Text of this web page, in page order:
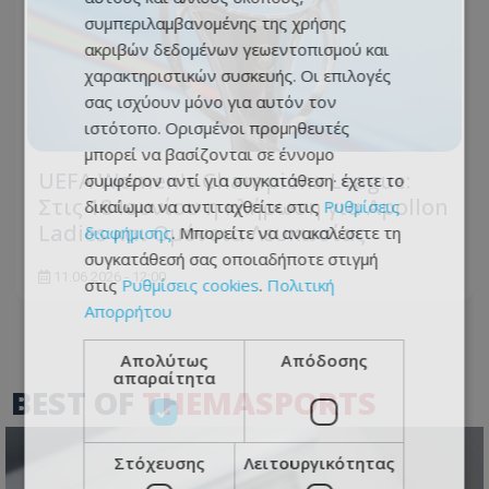
UEFA Women's Champions League:
Στις 18 Ιουνίου η κλήρωση για Apollon
Ladies και Ομόνοια Λευκωσίας
11.06.2026 - 12:00
BEST OF THEMASPORTS
συμπεριλαμβανομένης της χρήσης
ακριβών δεδομένων γεωεντοπισμού και
χαρακτηριστικών συσκευής. Οι επιλογές
σας ισχύουν μόνο για αυτόν τον
ιστότοπο. Ορισμένοι προμηθευτές
μπορεί να βασίζονται σε έννομο
συμφέρον αντί για συγκατάθεση· έχετε το
δικαίωμα να αντιταχθείτε στις Ρυθμίσεις
διαφήμισης. Μπορείτε να ανακαλέσετε τη
συγκατάθεσή σας οποιαδήποτε στιγμή
στις Ρυθμίσεις cookies. Πολιτική
Απορρήτου
Απολύτως
απαραίτητα
Απόδοσης
Στόχευσης Λειτουργικότητας